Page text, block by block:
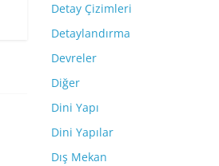
Detay Çizimleri
Detaylandırma
Devreler
Diğer
Dini Yapı
Dini Yapılar
Dış Mekan